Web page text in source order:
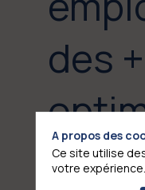
des
A propos des
Ce site utilise
votre expérience.